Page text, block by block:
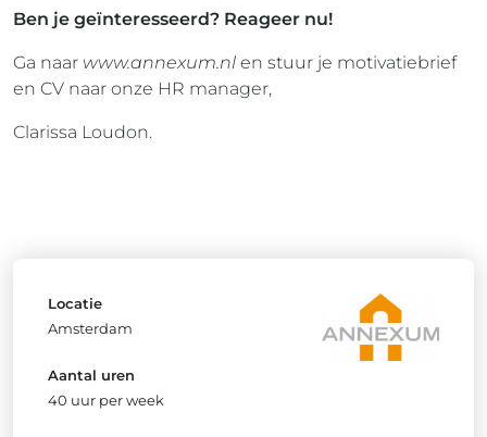
Ben je geïnteresseerd? Reageer nu!
Ga naar www.annexum.nl en stuur je motivatiebrief
en CV naar onze HR manager,
Clarissa Loudon.
Locatie
Amsterdam
Aantal uren
40 uur per week